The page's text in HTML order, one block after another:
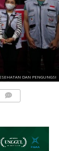
DAN PENGUNGSI